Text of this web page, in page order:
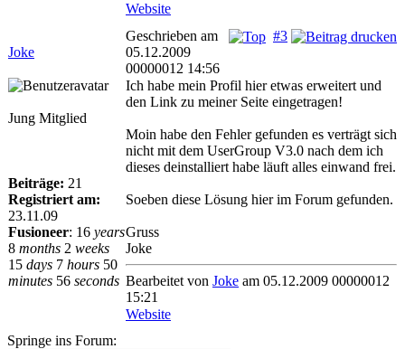
Website
Joke
#3
Geschrieben am
05.12.2009
00000012 14:56
Jung Mitglied
Beiträge: 21
Registriert am:
23.11.09
Fusioneer: 16 years
8 months 2 weeks
15 days 7 hours 50
minutes 56 seconds
Ich habe mein Profil hier etwas erweitert und
den Link zu meiner Seite eingetragen!
Moin habe den Fehler gefunden es verträgt sich
nicht mit dem UserGroup V3.0 nach dem ich
dieses deinstalliert habe läuft alles einwand frei.
Soeben diese Lösung hier im Forum gefunden.
Gruss
Joke
Bearbeitet von Joke am 05.12.2009 00000012
15:21
Website
Springe ins Forum: